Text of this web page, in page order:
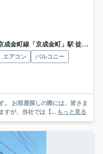
成金町線「京成金町」駅 徒歩6分
エアコン
バルコニー
さま
すが、当社では【... もっと見る